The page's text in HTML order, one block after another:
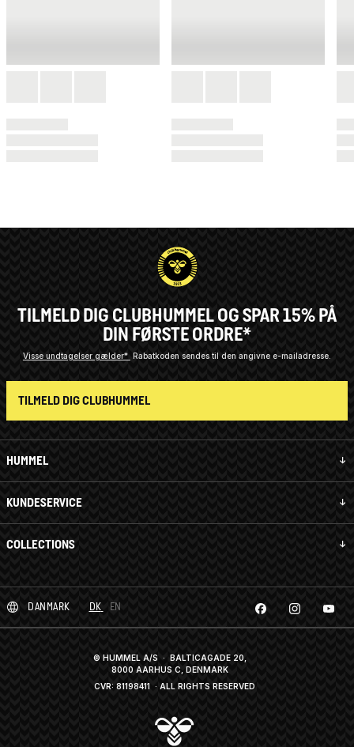
HUMMEL
KUNDESERVICE
COLLECTIONS
TILMELD DIG CLUBHUMMEL OG SPAR 15% PÅ
DIN FØRSTE ORDRE*
Visse undtagelser gælder* Rabatkoden sendes til den angivne e-mailadresse.
TILMELD DIG CLUBHUMMEL
DANMARK DK EN
© HUMMEL A/S · BALTICAGADE 20,
8000 AARHUS C, DENMARK
CVR: 81198411
· ALL RIGHTS RESERVED